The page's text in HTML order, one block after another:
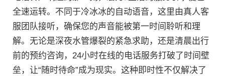
全速运转。不同于冷冰冰的自动语音，这里由真人客
服团队接听，确保您的声音能被第一时间聆听和理
解。无论是深夜水管爆裂的紧急求助，还是清晨出行
前的预约咨询，24小时在线的电话服务打破了时间壁
垒，让“随时待命”成为现实。这种即时性不仅解决了